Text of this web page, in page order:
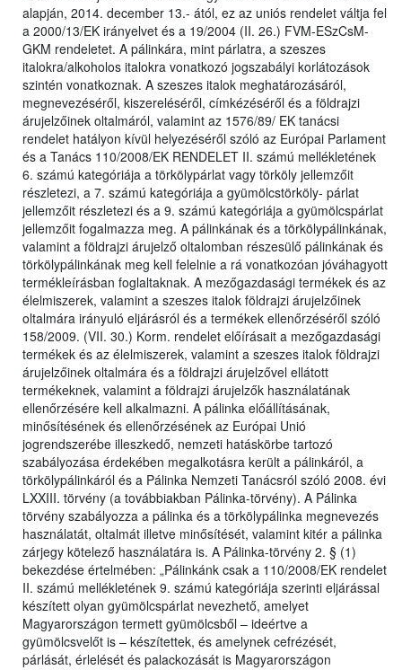
alapján, 2014. december 13.- ától, ez az uniós rendelet váltja fel
a 2000/13/EK irányelvet és a 19/2004 (II. 26.) FVM-ESzCsM-
GKM rendeletet. A pálinkára, mint párlatra, a szeszes
italokra/alkoholos italokra vonatkozó jogszabályi korlátozások
szintén vonatkoznak. A szeszes italok meghatározásáról,
megnevezéséről, kiszereléséről, címkézéséről és a földrajzi
árujelzőinek oltalmáról, valamint az 1576/89/ EK tanácsi
rendelet hatályon kívül helyezéséről szóló az Európai Parlament
és a Tanács 110/2008/EK RENDELET II. számú mellékletének
6. számú kategóriája a törkölypárlat vagy törköly jellemzőit
részletezi, a 7. számú kategóriája a gyümölcstörköly- párlat
jellemzőit részletezi és a 9. számú kategóriája a gyümölcspárlat
jellemzőit fogalmazza meg. A pálinkának és a törkölypálinkának,
valamint a földrajzi árujelző oltalomban részesülő pálinkának és
törkölypálinkának meg kell felelnie a rá vonatkozóan jóváhagyott
termékleírásban foglaltaknak. A mezőgazdasági termékek és az
élelmiszerek, valamint a szeszes italok földrajzi árujelzőinek
oltalmára irányuló eljárásról és a termékek ellenőrzéséről szóló
158/2009. (VII. 30.) Korm. rendelet előírásait a mezőgazdasági
termékek és az élelmiszerek, valamint a szeszes italok földrajzi
árujelzőinek oltalmára és a földrajzi árujelzővel ellátott
termékeknek, valamint a földrajzi árujelzők használatának
ellenőrzésére kell alkalmazni. A pálinka előállításának,
minősítésének és ellenőrzésének az Európai Unió
jogrendszerébe illeszkedő, nemzeti hatáskörbe tartozó
szabályozása érdekében megalkotásra került a pálinkáról, a
törkölypálinkáról és a Pálinka Nemzeti Tanácsról szóló 2008. évi
LXXIII. törvény (a továbbiakban Pálinka-törvény). A Pálinka
törvény szabályozza a pálinka és a törkölypálinka megnevezés
használatát, oltalmát illetve minősítését, valamint kitér a pálinka
zárjegy kötelező használatára is. A Pálinka-törvény 2. § (1)
bekezdése értelmében: „Pálinkánk csak a 110/2008/EK rendelet
II. számú mellékletének 9. számú kategóriája szerinti eljárással
készített olyan gyümölcspárlat nevezhető, amelyet
Magyarországon termett gyümölcsből – ideértve a
gyümölcsvelőt is – készítettek, és amelynek cefrézését,
párlását, érlelését és palackozását is Magyarországon